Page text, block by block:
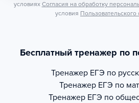
условиях Согласия на обработку
условия Пользовательского
Бесплатный тренажер по
Тренажер ЕГЭ по
Тренажер ЕГЭ по
Тренажер ЕГЭ по